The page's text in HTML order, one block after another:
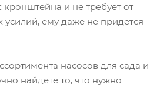
кронштейна и не требует от
усилий, ему даже не придется
насосов для сада и
найдете то, что нужно